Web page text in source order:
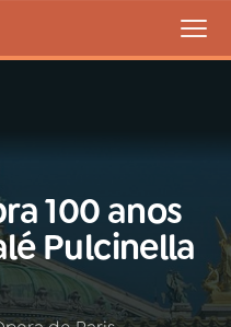
100 anos
Pulcinella